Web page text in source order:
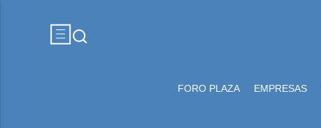
FORO PLAZA EMPRESAS